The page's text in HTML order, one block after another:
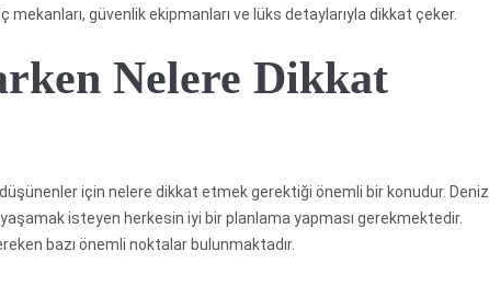
mekanları, güvenlik ekipmanları ve lüks detaylarıyla dikkat çeker.
Nelere Dikkat
için nelere dikkat etmek gerektiği önemli bir konudur. Deniz
isteyen herkesin iyi bir planlama yapması gerekmektedir.
bazı önemli noktalar bulunmaktadır.